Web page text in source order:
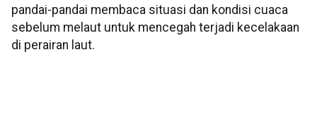
pandai-pandai membaca situasi dan kondisi cuaca
sebelum melaut untuk mencegah terjadi kecelakaan
di perairan laut.